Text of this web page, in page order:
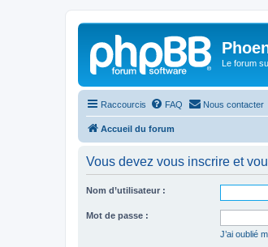
Le forum
Raccourcis FAQ Nous contacter
Accueil du forum
Vous devez vous inscrire et
Nom d’utilisateur :
Mot de passe :
J’ai oublié